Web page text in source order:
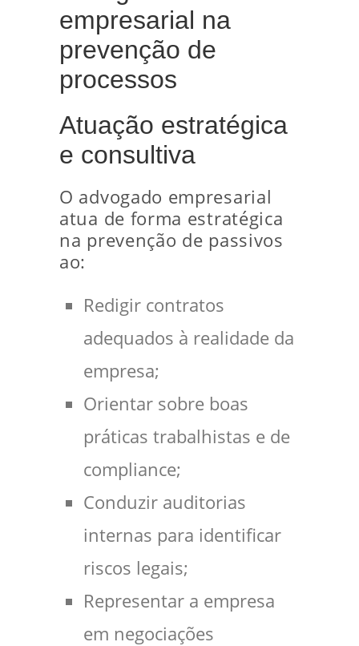
empresarial na
prevenção de
processos
Atuação estratégica
e consultiva
O advogado empresarial
atua de forma estratégica
na prevenção de passivos
ao:
Redigir contratos
adequados à realidade da
empresa;
Orientar sobre boas
práticas trabalhistas e de
compliance;
Conduzir auditorias
internas para identificar
riscos legais;
Representar a empresa
em negociações